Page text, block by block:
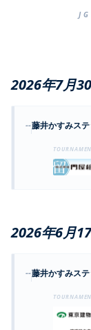
2026年7月
--藤井かすみス
2026年6月
--藤井かすみス